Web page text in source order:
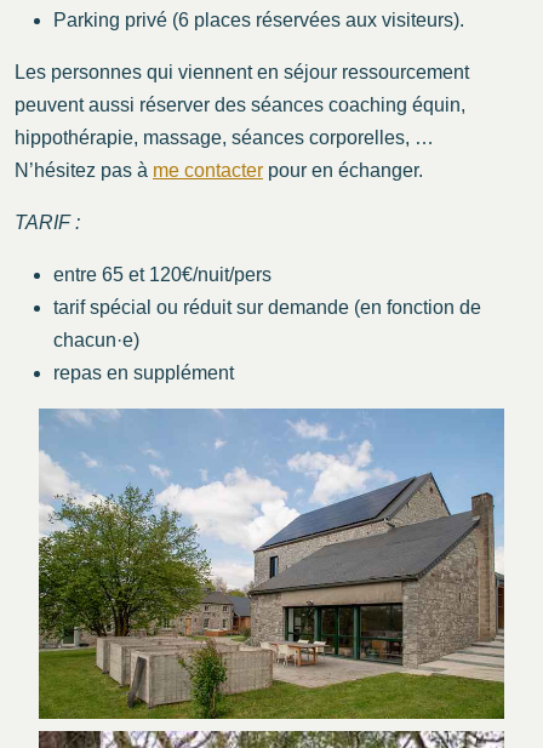
Parking privé (6 places réservées aux visiteurs).
Les personnes qui viennent en séjour ressourcement
peuvent aussi réserver des séances coaching équin,
hippothérapie, massage, séances corporelles, …
N’hésitez pas à me contacter pour en échanger.
TARIF :
entre 65 et 120€/nuit/pers
tarif spécial ou réduit sur demande (en fonction de
chacun·e)
repas en supplément